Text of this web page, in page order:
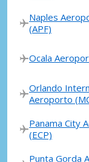
Naples
(APF)
Ocala
Orlando
Aeroporto
Panama City
(ECP)
Punta Gorda